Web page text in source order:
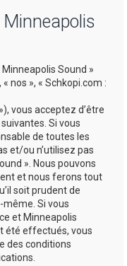
Sound »
nos », « Schkopi.com :
vous acceptez d’être
Si vous
de toutes les
et/ou n’utilisez pas
». Nous pouvons
et nous ferons tout
soit prudent de
Si vous
et Minneapolis
été effectués, vous
des conditions